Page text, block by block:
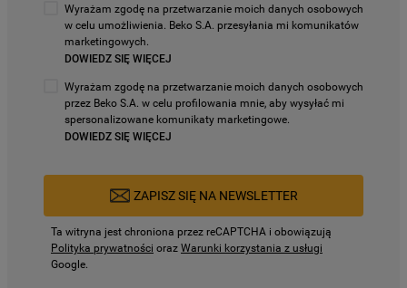
Wyrażam zgodę na przetwarzanie moich danych osobowych
w celu umożliwienia. Beko S.A. przesyłania mi komunikatów
marketingowych.
DOWIEDZ SIĘ WIĘCEJ
Wyrażam zgodę na przetwarzanie moich danych osobowych
przez Beko S.A. w celu profilowania mnie, aby wysyłać mi
spersonalizowane komunikaty marketingowe.
DOWIEDZ SIĘ WIĘCEJ
ZAPISZ SIĘ NA NEWSLETTER
Ta witryna jest chroniona przez reCAPTCHA i obowiązują
Polityka prywatności oraz Warunki korzystania z usługi
Google.